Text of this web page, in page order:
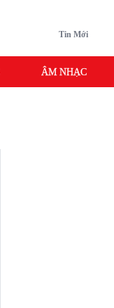
Tin Mới
ÂM NHẠC